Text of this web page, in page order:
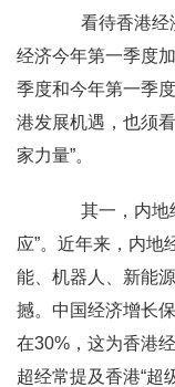
看待香港经济
经济今年第一季度
季度和今年第一季
港发展机遇，也须
家力量”。
其一，内地经
应”。近年来，内地
能、机器人、新能
撼。中国经济增长
在30%，这为香港
超经常提及香港“超